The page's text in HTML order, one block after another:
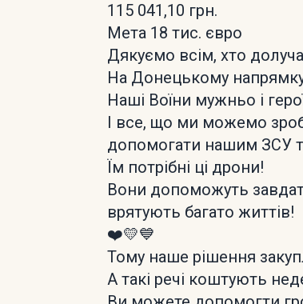
115 041,10 грн.
Мета 18 тис. євро
Дякуємо всім, хто
На Донецькому
Наші Воїни мужньо і
І все, що ми можемо
допомогати нашим ЗСУ
Їм потрібні ці дрони!
Вони допоможуть
врятують багато життів!
❤️💛💙
Тому наше рішення
А такі речі коштують